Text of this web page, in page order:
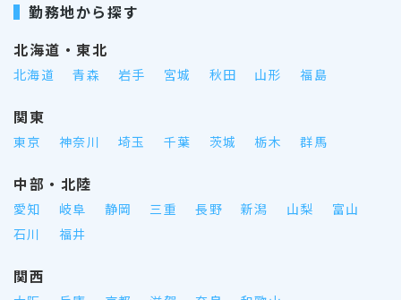
勤務地から探す
北海道・東北
北海道 青森 岩手 宮城 秋田 山形 福島
関東
東京 神奈川 埼玉 千葉 茨城 栃木 群馬
中部・北陸
愛知 岐阜 静岡 三重 長野 新潟 山梨
富山
石川
福井
関西